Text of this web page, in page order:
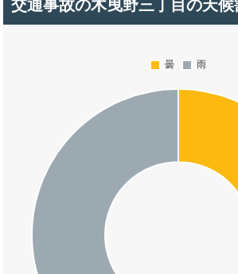
交通事故の木曳野三丁目の天候